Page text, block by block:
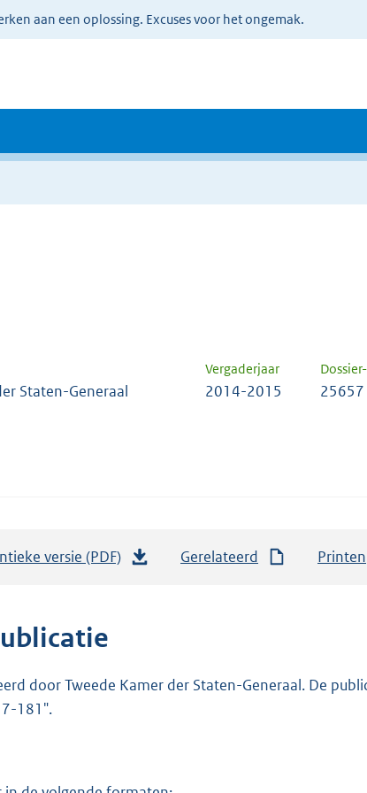
aan een oplossing. Excuses voor het ongemak.
Vergaderjaar
Staten-Generaal 2014-2015 25657
versie (PDF)
n
Gerelateerd Printen
door Tweede Kamer der Staten-Generaal. De
181".